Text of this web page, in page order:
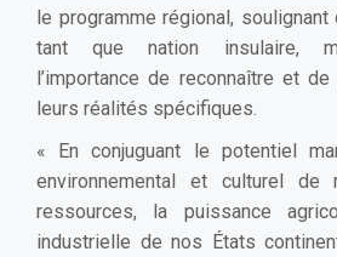
le programme régional, soulignant
tant que nation insulaire,
l’importance de reconnaître et
leurs réalités spécifiques.
« En conjuguant le potentiel
environnemental et culturel
ressources, la puissance
industrielle de nos États